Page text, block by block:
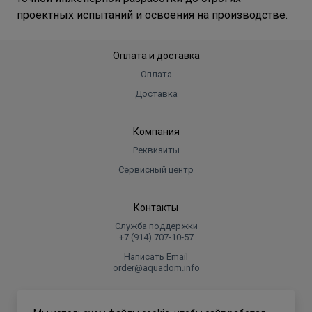
проектных испытаний и освоения на производстве.
Оплата и доставка
Оплата
Доставка
Компания
Реквизиты
Сервисный центр
Контакты
Служба поддержки
+7 (914) 707‑10‑57
Написать Email
order@aquadom.info